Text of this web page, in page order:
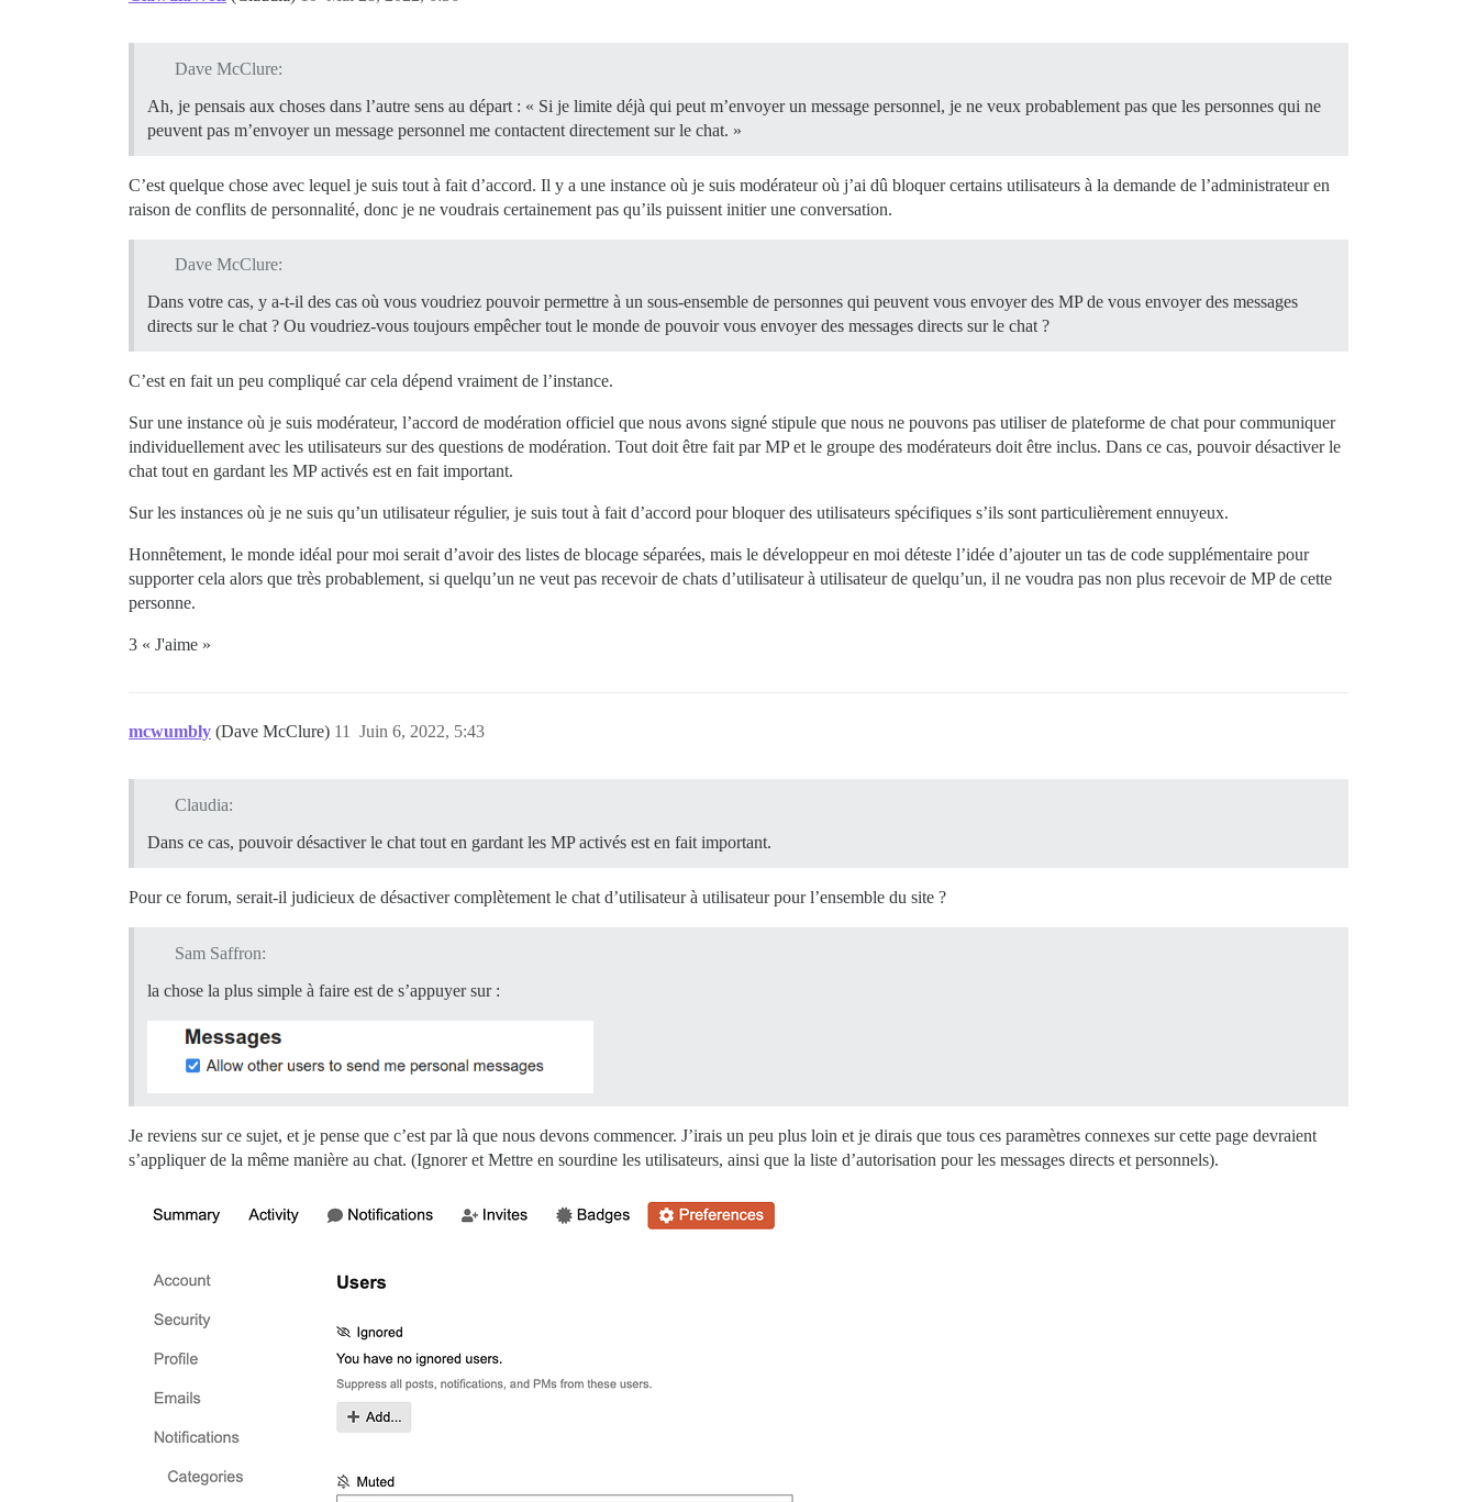
Dave McClure:
Ah, je pensais aux choses dans l’autre sens au départ : « Si je limite déjà qui peut m’envoyer un message personnel, je ne veux probablement pas que les personnes qui ne
peuvent pas m’envoyer un message personnel me contactent directement sur le chat. »
C’est quelque chose avec lequel je suis tout à fait d’accord. Il y a une instance où je suis modérateur où j’ai dû bloquer certains utilisateurs à la demande de l’administrateur en
raison de conflits de personnalité, donc je ne voudrais certainement pas qu’ils puissent initier une conversation.
Dave McClure:
Dans votre cas, y a-t-il des cas où vous voudriez pouvoir permettre à un sous-ensemble de personnes qui peuvent vous envoyer des MP de vous envoyer des messages
directs sur le chat ? Ou voudriez-vous toujours empêcher tout le monde de pouvoir vous envoyer des messages directs sur le chat ?
C’est en fait un peu compliqué car cela dépend vraiment de l’instance.
Sur une instance où je suis modérateur, l’accord de modération officiel que nous avons signé stipule que nous ne pouvons pas utiliser de plateforme de chat pour communiquer
individuellement avec les utilisateurs sur des questions de modération. Tout doit être fait par MP et le groupe des modérateurs doit être inclus. Dans ce cas, pouvoir désactiver le
chat tout en gardant les MP activés est en fait important.
Sur les instances où je ne suis qu’un utilisateur régulier, je suis tout à fait d’accord pour bloquer des utilisateurs spécifiques s’ils sont particulièrement ennuyeux.
Honnêtement, le monde idéal pour moi serait d’avoir des listes de blocage séparées, mais le développeur en moi déteste l’idée d’ajouter un tas de code supplémentaire pour
supporter cela alors que très probablement, si quelqu’un ne veut pas recevoir de chats d’utilisateur à utilisateur de quelqu’un, il ne voudra pas non plus recevoir de MP de cette
personne.
3 « J'aime »
mcwumbly (Dave McClure) Juin 6, 2022, 5:43
11
Claudia:
Dans ce cas, pouvoir désactiver le chat tout en gardant les MP activés est en fait important.
Pour ce forum, serait-il judicieux de désactiver complètement le chat d’utilisateur à utilisateur pour l’ensemble du site ?
Sam Saffron:
la chose la plus simple à faire est de s’appuyer sur :
Je reviens sur ce sujet, et je pense que c’est par là que nous devons commencer. J’irais un peu plus loin et je dirais que tous ces paramètres connexes sur cette page devraient
s’appliquer de la même manière au chat. (Ignorer et Mettre en sourdine les utilisateurs, ainsi que la liste d’autorisation pour les messages directs et personnels).